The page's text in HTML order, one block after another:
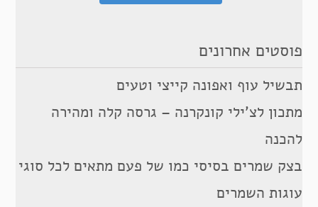
פוסטים אחרונים
תבשיל עוף ואפונה קייצי וטעים
מתכון לצ’ילי קונקרנה – גרסה קלה ומהירה
להכנה
בצק שמרים בסיסי כמו של פעם מתאים לכל סוגי
עוגות השמרים